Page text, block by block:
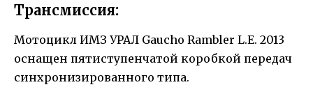
Трансмиссия:
Мотоцикл ИМЗ УРАЛ Gaucho Rambler L.E. 2013
оснащен пятиступенчатой коробкой передач
синхронизированного типа.